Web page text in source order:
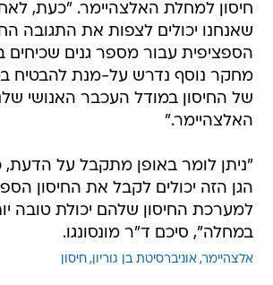
חיסון למחלת האלצהיימר. "כעת,
שאנחנו יכולים לצפות את התגובה
הספציפית עבור מספר גנים שכיחים
מחקר נוסף נדרש על-מנת להבטיח
של החיסון במודל העכבר האנושי
האלצהיימר."
"ניתן לומר באופן מתקבל על הדעת,
הגן הזה יכולים לקבל את החיסון
למערכת החיסון שלהם יכולת טובה
במחלה", סיכם ד"ר מונסונגו.
אלצהיימר אוניברסיטת בן גוריון חיסון